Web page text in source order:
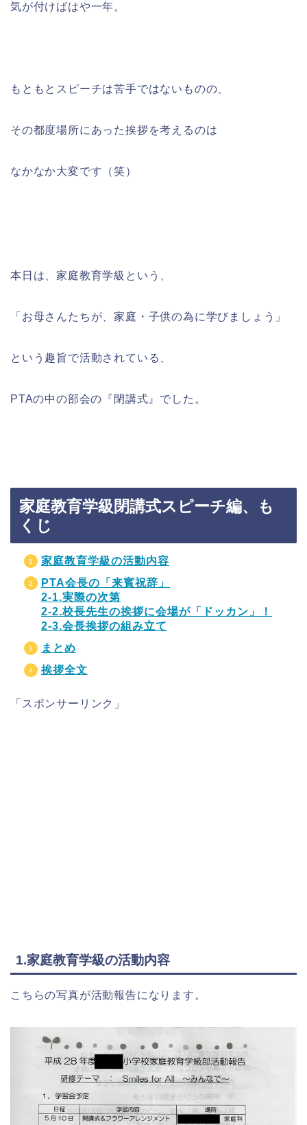
気が付けばはや一年。
もともとスピーチは苦手ではないものの、
その都度場所にあった挨拶を考えるのは
なかなか大変です（笑）
本日は、家庭教育学級という、
「お母さんたちが、家庭・子供の為に学びましょう」
という趣旨で活動されている、
PTAの中の部会の『閉講式』でした。
家庭教育学級閉講式スピーチ編、も
くじ
家庭教育学級の活動内容
PTA会長の「来賓祝辞」
2-1.実際の次第
2-2.校長先生の挨拶に会場が「ドッカン」！
2-3.会長挨拶の組み立て
まとめ
挨拶全文
「スポンサーリンク」
1.家庭教育学級の活動内容
こちらの写真が活動報告になります。